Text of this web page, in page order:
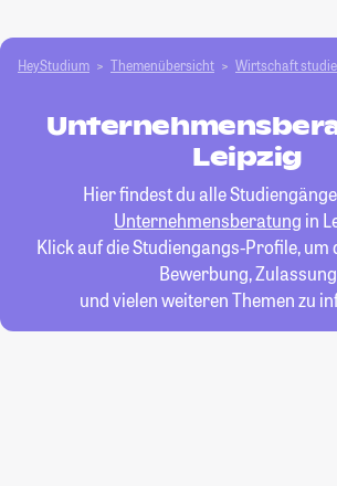
HeyStudium Themenübersicht Wirtschaft
Leipzig
Hier findest du alle
Unternehmensberatung in
Klick auf die Studiengangs-Profile, um
Bewerbung, Zulassung
und vielen weiteren Themen zu